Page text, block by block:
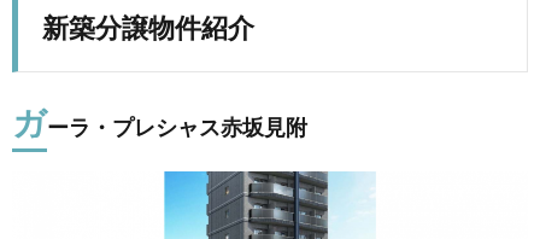
新築分譲物件紹介
ガーラ・プレシャス赤坂見附